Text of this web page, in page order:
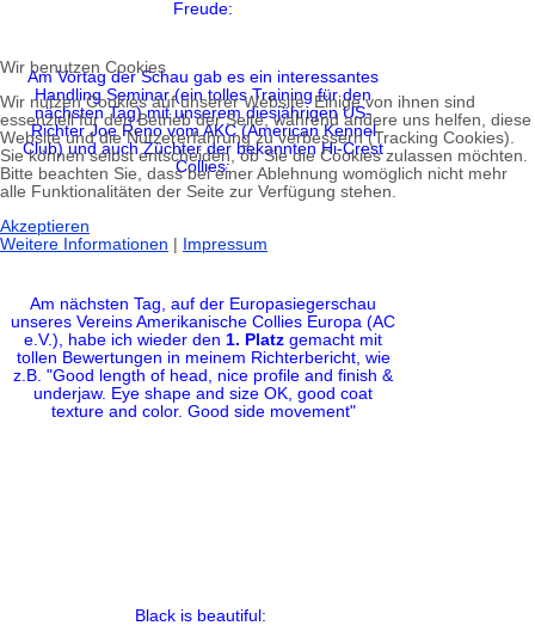
Freude:
Am Vortag der Schau gab es ein interessantes
Handling Seminar (ein tolles Training für den
nächsten Tag) mit unserem diesjährigen US-
Richter Joe Reno vom AKC (American Kennel
Club) und auch Züchter der bekannten Hi-Crest
Collies:
Am nächsten Tag, auf der Europasiegerschau
unseres Vereins Amerikanische Collies Europa (AC
e.V.), habe ich wieder den 1. Platz gemacht mit
tollen Bewertungen in meinem Richterbericht, wie
z.B. "Good length of head, nice profile and finish &
underjaw. Eye shape and size OK, good coat
texture and color. Good side movement"
Black is beautiful:
Wir benutzen Cookies
Wir nutzen Cookies auf unserer Website. Einige von ihnen sind
essenziell für den Betrieb der Seite, während andere uns helfen, diese
Website und die Nutzererfahrung zu verbessern (Tracking Cookies).
Sie können selbst entscheiden, ob Sie die Cookies zulassen möchten.
Bitte beachten Sie, dass bei einer Ablehnung womöglich nicht mehr
alle Funktionalitäten der Seite zur Verfügung stehen.
Akzeptieren
Weitere Informationen | Impressum